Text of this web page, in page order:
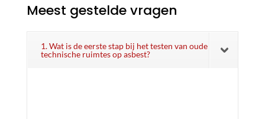
Meest gestelde vragen
1. Wat is de eerste stap bij het testen van oude
technische ruimtes op asbest?